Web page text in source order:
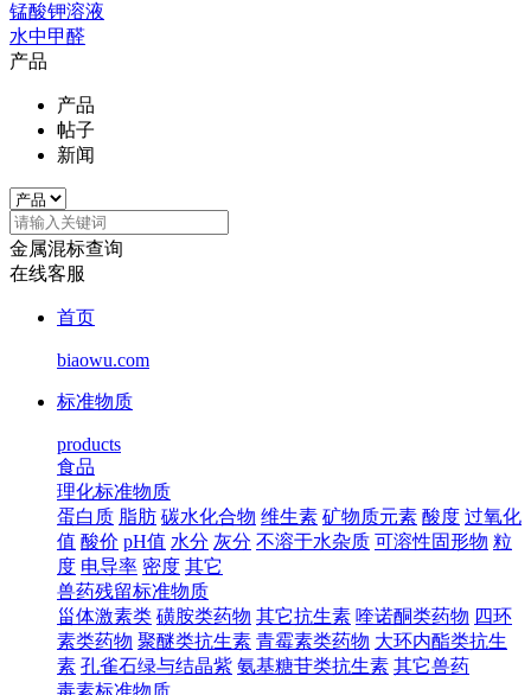
锰酸钾溶液
水中甲醛
产品
产品
帖子
新闻
金属混标查询
在线客服
首页
biaowu.com
标准物质
products
食品
理化标准物质
蛋白质 脂肪 碳水化合物 维生素 矿物质元素 酸度 过氧化
值 酸价 pH值 水分 灰分 不溶于水杂质 可溶性固形物 粒
度 电导率 密度 其它
兽药残留标准物质
甾体激素类 磺胺类药物 其它抗生素 喹诺酮类药物 四环
素类药物 聚醚类抗生素 青霉素类药物 大环内酯类抗生
素 孔雀石绿与结晶紫 氨基糖苷类抗生素 其它兽药
毒素标准物质